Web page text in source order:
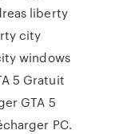
liberty
city
windows
5 Gratuit
GTA 5
PC.